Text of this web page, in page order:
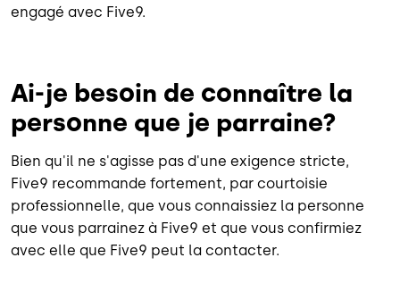
engagé avec Five9.
Ai-je besoin de connaître la
personne que je parraine?
Bien qu'il ne s'agisse pas d'une exigence stricte,
Five9 recommande fortement, par courtoisie
professionnelle, que vous connaissiez la personne
que vous parrainez à Five9 et que vous confirmiez
avec elle que Five9 peut la contacter.